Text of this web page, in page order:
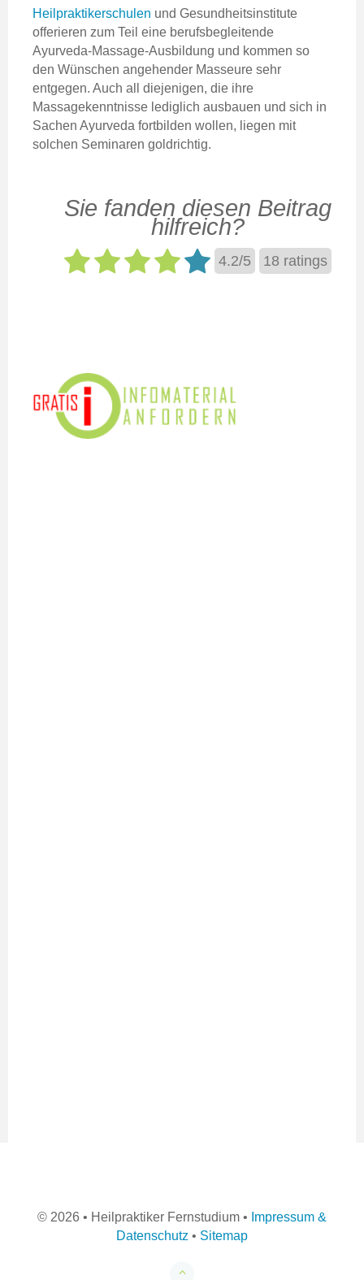
Heilpraktikerschulen und Gesundheitsinstitute
offerieren zum Teil eine berufsbegleitende
Ayurveda-Massage-Ausbildung und kommen so
den Wünschen angehender Masseure sehr
entgegen. Auch all diejenigen, die ihre
Massagekenntnisse lediglich ausbauen und sich in
Sachen Ayurveda fortbilden wollen, liegen mit
solchen Seminaren goldrichtig.
Sie fanden diesen Beitrag
hilfreich?
4.2/5 18 ratings
© 2026 • Heilpraktiker Fernstudium • Impressum &
Datenschutz • Sitemap